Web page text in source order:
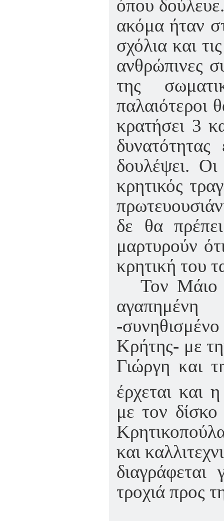
όπου
ακόμα ήταν
σχόλια και
ανθρώπινες
της
παλαιότεροι
κρατήσει 3
δουλέψει.
κρητικός
δε θα
μαρτυρούν
κρητική του
Τον Μάιο
-
Κρήτης- με
Γιώργη και
έρχεται και
με τον
και
τροχιά προς